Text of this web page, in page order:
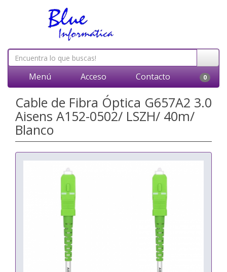
Menú Acceso Contacto 0
Cable de Fibra Óptica G657A2 3.0
Aisens A152-0502/ LSZH/ 40m/
Blanco